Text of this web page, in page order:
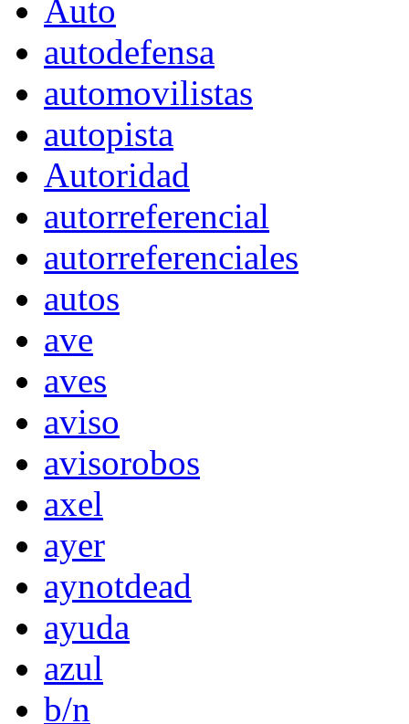
Auto
autodefensa
automovilistas
autopista
Autoridad
autorreferencial
autorreferenciales
autos
ave
aves
aviso
avisorobos
axel
ayer
aynotdead
ayuda
azul
b/n